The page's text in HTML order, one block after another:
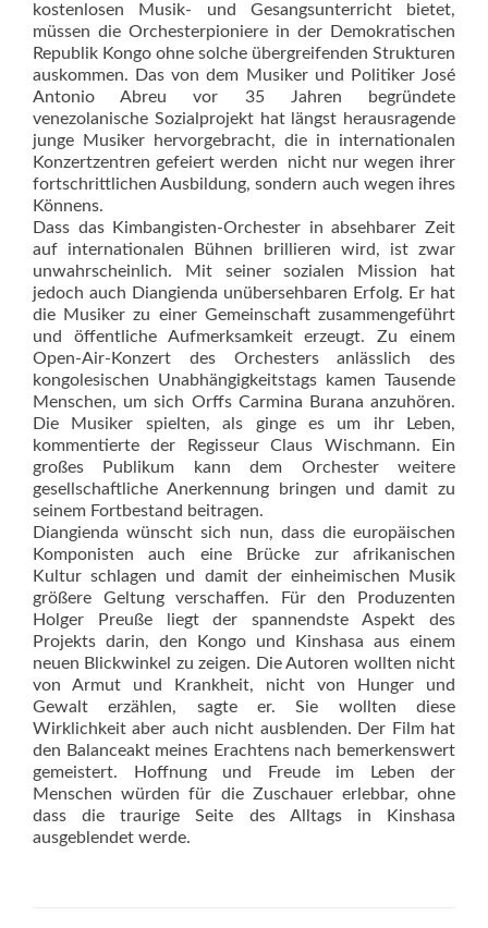
kostenlosen Musik- und Gesangsunterricht bietet,
müssen die Orchesterpioniere in der Demokratischen
Republik Kongo ohne solche übergreifenden Strukturen
auskommen. Das von dem Musiker und Politiker José
Antonio Abreu vor 35 Jahren begründete
venezolanische Sozialprojekt hat längst herausragende
junge Musiker hervorgebracht, die in internationalen
Konzertzentren gefeiert werden  nicht nur wegen ihrer
fortschrittlichen Ausbildung, sondern auch wegen ihres
Könnens.
Dass das Kimbangisten-Orchester in absehbarer Zeit
auf internationalen Bühnen brillieren wird, ist zwar
unwahrscheinlich. Mit seiner sozialen Mission hat
jedoch auch Diangienda unübersehbaren Erfolg. Er hat
die Musiker zu einer Gemeinschaft zusammengeführt
und öffentliche Aufmerksamkeit erzeugt. Zu einem
Open-Air-Konzert des Orchesters anlässlich des
kongolesischen Unabhängigkeitstags kamen Tausende
Menschen, um sich Orffs Carmina Burana anzuhören.
Die Musiker spielten, als ginge es um ihr Leben,
kommentierte der Regisseur Claus Wischmann. Ein
großes Publikum kann dem Orchester weitere
gesellschaftliche Anerkennung bringen und damit zu
seinem Fortbestand beitragen.
Diangienda wünscht sich nun, dass die europäischen
Komponisten auch eine Brücke zur afrikanischen
Kultur schlagen und damit der einheimischen Musik
größere Geltung verschaffen. Für den Produzenten
Holger Preuße liegt der spannendste Aspekt des
Projekts darin, den Kongo und Kinshasa aus einem
neuen Blickwinkel zu zeigen. Die Autoren wollten nicht
von Armut und Krankheit, nicht von Hunger und
Gewalt erzählen, sagte er. Sie wollten diese
Wirklichkeit aber auch nicht ausblenden. Der Film hat
den Balance­akt meines Erachtens nach bemerkenswert
gemeistert. Hoffnung und Freude im Leben der
Menschen würden für die Zuschauer erlebbar, ohne
dass die traurige Seite des Alltags in Kinshasa
ausgeblendet werde.